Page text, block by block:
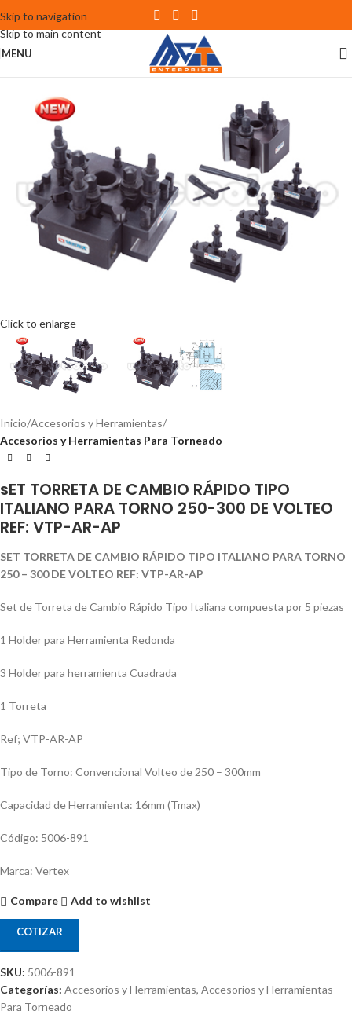
Skip to navigation
Skip to main content
MENU
Click to enlarge
Inicio Accesorios y Herramientas
Accesorios y Herramientas Para Torneado
sET TORRETA DE CAMBIO RÁPIDO TIPO
ITALIANO PARA TORNO 250-300 DE VOLTEO
REF: VTP-AR-AP
SET TORRETA DE CAMBIO RÁPIDO TIPO ITALIANO PARA TORNO
250 – 300 DE VOLTEO REF: VTP-AR-AP
Set de Torreta de Cambio Rápido Tipo Italiana compuesta por 5 piezas
1 Holder para Herramienta Redonda
3 Holder para herramienta Cuadrada
1 Torreta
Ref; VTP-AR-AP
Tipo de Torno: Convencional Volteo de 250 – 300mm
Capacidad de Herramienta: 16mm (Tmax)
Código: 5006-891
Marca: Vertex
Compare Add to wishlist
COTIZAR
SKU: 5006-891
Categorías: Accesorios y Herramientas, Accesorios y Herramientas
Para Torneado